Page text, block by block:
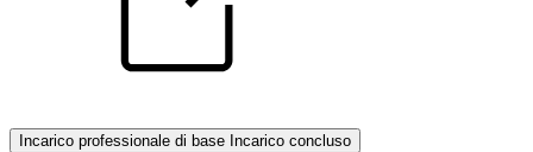
Incarico professionale di base Incarico concluso